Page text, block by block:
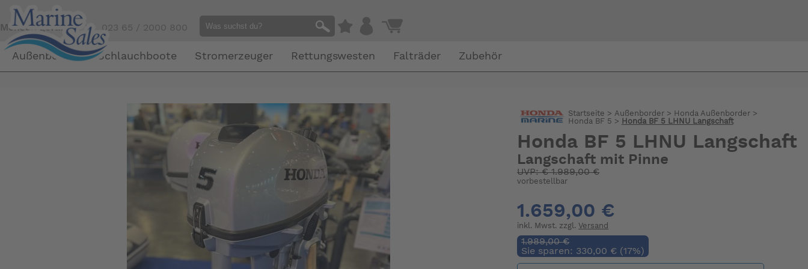
Mensch gefällig?Tel. 023 65 / 2000 800
Außenborder Schlauchboote Stromerzeuger Rettungswesten Falträder Zubehör
Startseite > Außenborder> Honda Außenborder>
Honda BF 5 > Honda BF 5 LHNU Langschaft
Honda BF 5 LHNU Langschaft
Langschaft mit Pinne
UVP:€1.989,00 €
vorbestellbar
1.659,00 €
inkl. Mwst. zzgl.Versand
1.989,00 €
Sie sparen: 330,00 € (17%)